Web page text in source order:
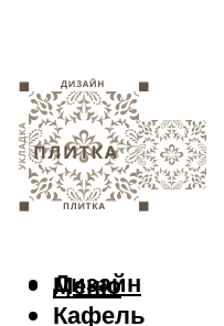
Дизайн
Кафель
Меню